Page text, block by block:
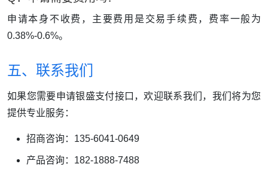
申请本身不收费，主要费用是交易手续费，费率一般为
0.38%-0.6%。
五、联系我们
如果您需要申请银盛支付接口，欢迎联系我们，我们将为您
提供专业服务：
招商咨询：135-6041-0649
产品咨询：182-1888-7488